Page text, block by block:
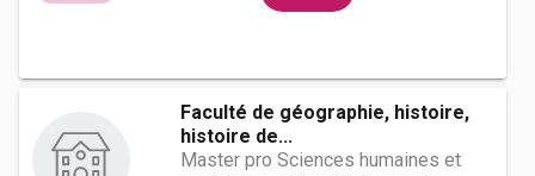
Faculté de géographie, histoire,
histoire de...
Master pro Sciences humaines et